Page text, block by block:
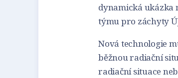
dynamická ukázka
týmu pro záchyty
Nová technologie
běžnou radiační
radiační situace